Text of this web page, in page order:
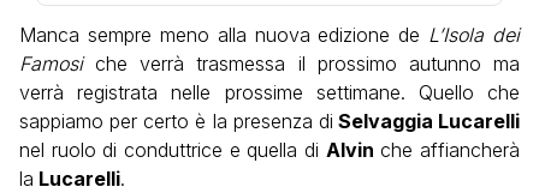
Manca sempre meno alla nuova edizione de L’Isola dei
Famosiche verrà trasmessa il prossimo autunno ma
verrà registrata nelle prossime settimane. Quello che
sappiamo per certo è la presenza di Selvaggia Lucarelli
nel ruolo di conduttrice e quella di Alvin che affiancherà
la Lucarelli.